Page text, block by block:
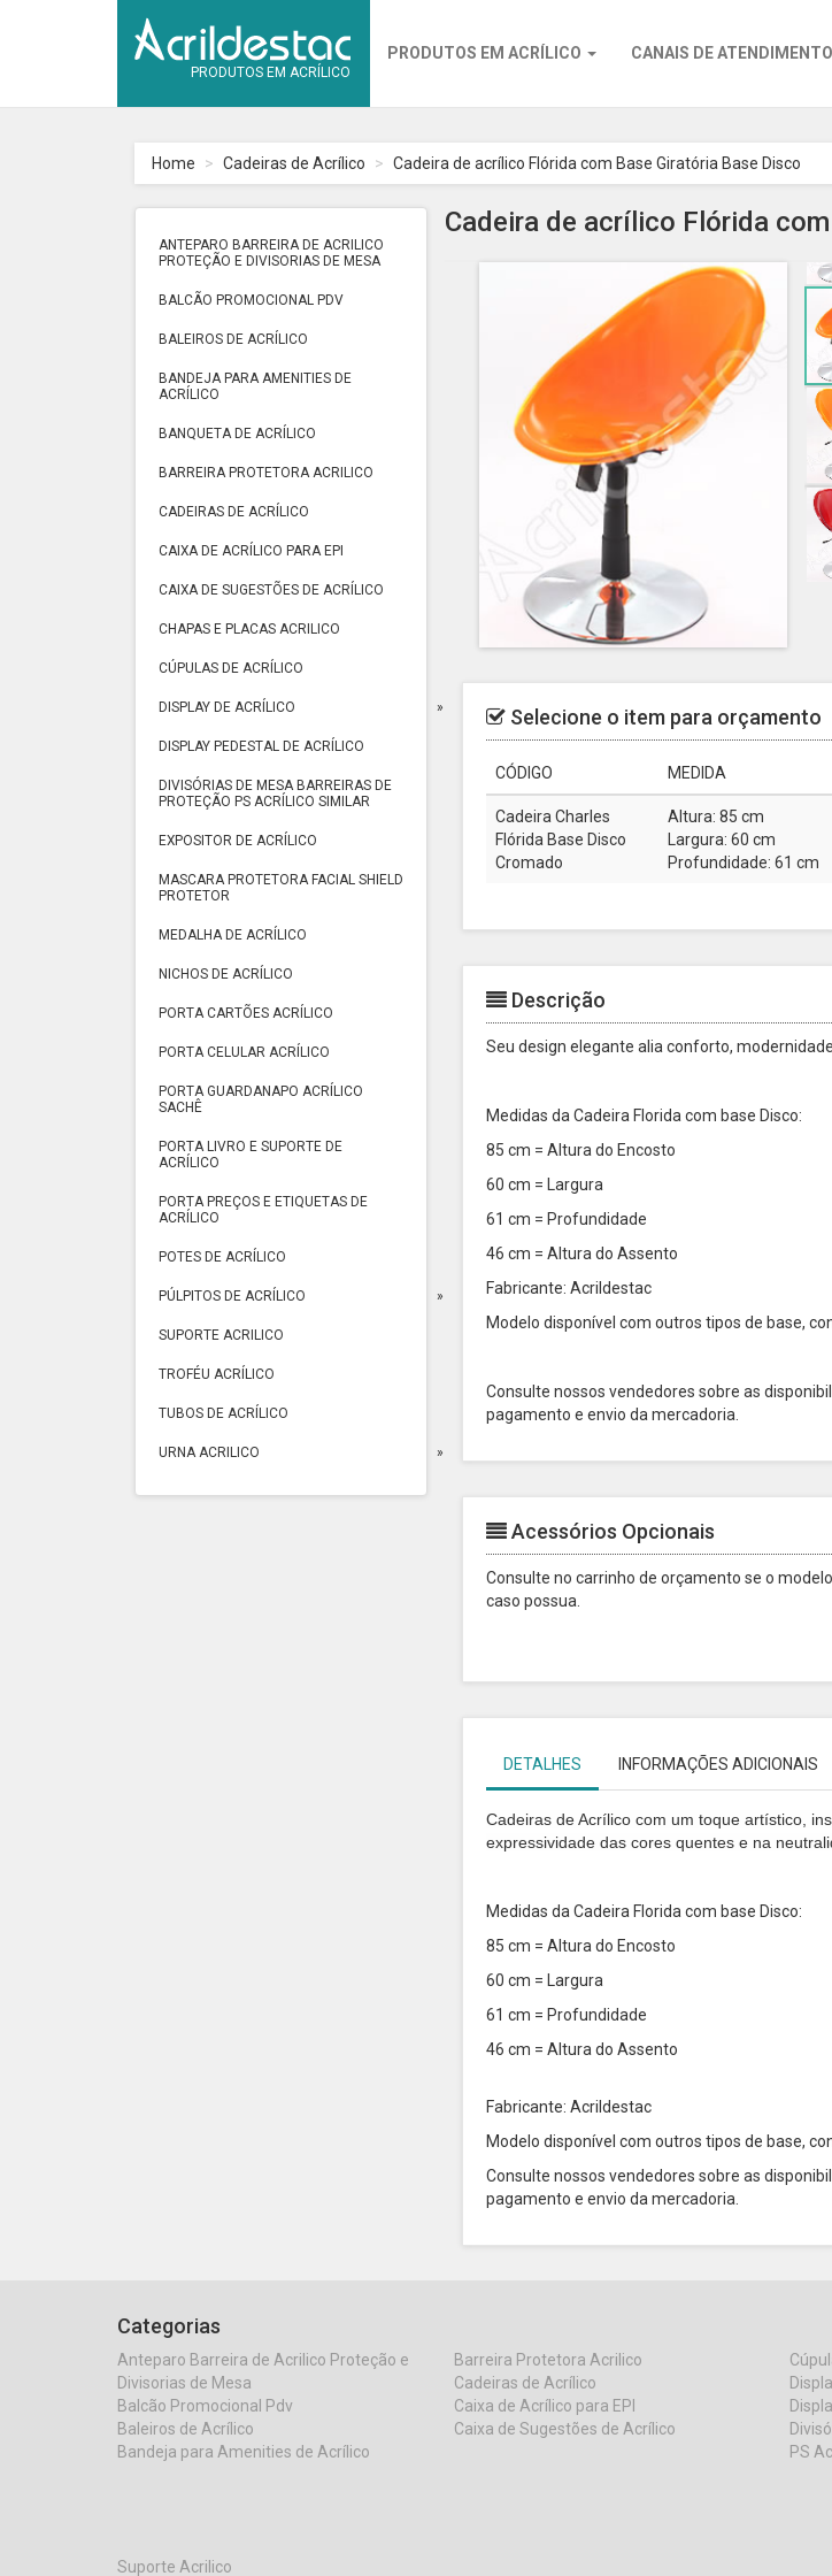
PRODUTOS EM ACRÍLICO
PRODUTOS EM ACRÍLICO CANAIS DE ATENDIMENTO
Home Cadeiras de Acrílico Cadeira de acrílico Flórida com Base Giratória Base Disco
ANTEPARO BARREIRA DE ACRILICO
PROTEÇÃO E DIVISORIAS DE MESA
BALCÃO PROMOCIONAL PDV
BALEIROS DE ACRÍLICO
BANDEJA PARA AMENITIES DE
ACRÍLICO
BANQUETA DE ACRÍLICO
BARREIRA PROTETORA ACRILICO
CADEIRAS DE ACRÍLICO
CAIXA DE ACRÍLICO PARA EPI
CAIXA DE SUGESTÕES DE ACRÍLICO
CHAPAS E PLACAS ACRILICO
CÚPULAS DE ACRÍLICO
DISPLAY DE ACRÍLICO
DISPLAY PEDESTAL DE ACRÍLICO
DIVISÓRIAS DE MESA BARREIRAS DE
PROTEÇÃO PS ACRÍLICO SIMILAR
EXPOSITOR DE ACRÍLICO
MASCARA PROTETORA FACIAL SHIELD
PROTETOR
MEDALHA DE ACRÍLICO
NICHOS DE ACRÍLICO
PORTA CARTÕES ACRÍLICO
PORTA CELULAR ACRÍLICO
PORTA GUARDANAPO ACRÍLICO
SACHÊ
PORTA LIVRO E SUPORTE DE
ACRÍLICO
PORTA PREÇOS E ETIQUETAS DE
ACRÍLICO
POTES DE ACRÍLICO
PÚLPITOS DE ACRÍLICO
SUPORTE ACRILICO
TROFÉU ACRÍLICO
TUBOS DE ACRÍLICO
URNA ACRILICO
Cadeira de acrílico Flórida
Selecione o item para orçamento
CÓDIGO MEDIDA
Cadeira Charles
Flórida Base Disco
Cromado
Altura: 85 cm
Largura: 60 cm
Profundidade: 61 cm
Descrição
Seu design elegante alia conforto,
Medidas da Cadeira Florida com base Disco:
85 cm = Altura do Encosto
60 cm = Largura
61 cm = Profundidade
46 cm = Altura do Assento
Fabricante: Acrildestac
Modelo disponível com outros tipos de base,
Consulte nossos vendedores sobre as
pagamento e envio da mercadoria.
Acessórios Opcionais
Consulte no carrinho de orçamento se o
caso possua.
DETALHES INFORMAÇÕES ADICIONAIS
Cadeiras de Acrílico com um toque artístico,
expressividade das cores quentes e na
Medidas da Cadeira Florida com base Disco:
85 cm = Altura do Encosto
60 cm = Largura
61 cm = Profundidade
46 cm = Altura do Assento
Fabricante: Acrildestac
Modelo disponível com outros tipos de base,
Consulte nossos vendedores sobre as
pagamento e envio da mercadoria.
Categorias
Anteparo Barreira de Acrilico Proteção e
Divisorias de Mesa
Balcão Promocional Pdv
Baleiros de Acrílico
Bandeja para Amenities de Acrílico
Barreira Protetora Acrilico
Cadeiras de Acrílico
Caixa de Acrílico para EPI
Caixa de Sugestões de Acrílico
PS
Suporte Acrilico